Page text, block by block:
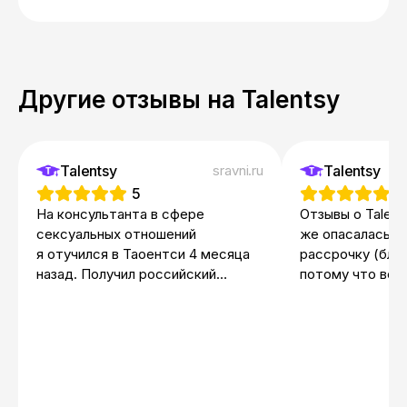
Другие отзывы на Talentsy
Talentsy sravni.ru
5
На консультанта в сфере
сексуальных отношений
я отучился в Таоентси 4 месяца
назад. Получил российский
Talentsy
Отзывы о
же опасалась.
рассрочку
потому что